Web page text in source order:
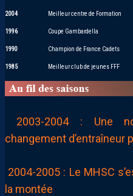
2004 Meilleur centre de Formation
1996 Coupe Gambardella
1990 Champion de France Cadets
1985 Meilleur club de jeunes FFF
2003-2004 : Une
changement d’entraîneur
2004-2005 : Le MHSC
la montée